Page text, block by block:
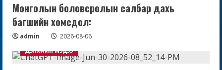
Монголын боловсролын салбар дахь
багшийн хомсдол:
admin
2026-08-06
Дэлхийн мэдээ